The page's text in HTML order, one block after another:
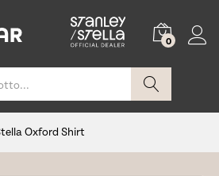
0
Cerca
Oxford Shirt